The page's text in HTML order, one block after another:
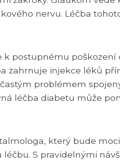
nervu. Léčba
k postupnému poškození
zahrnuje injekce léků
problémem
léčba diabetu může
který bude moci
S pravidelnými